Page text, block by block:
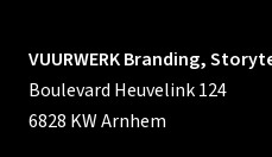
VUURWERK Branding,
Boulevard Heuvelink 124
6828 KW Arnhem